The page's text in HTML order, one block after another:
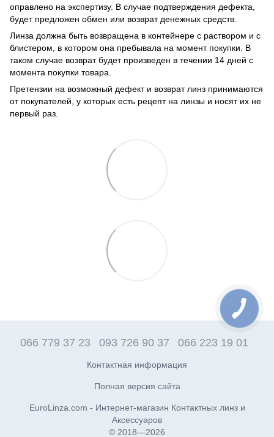
оправлено на экспертизу. В случае подтверждения дефекта,
будет предложен обмен или возврат денежных средств.
Линза должна быть возвращена в контейнере с раствором и с
блистером, в котором она пребывала на момент покупки. В
таком случае возврат будет произведен в течении 14 дней с
момента покупки товара.
Претензии на возможный дефект и возврат линз принимаются
от покупателей, у которых есть рецепт на линзы и носят их не
первый раз.
066 779 37 23 093 726 90 37 066 223 19 01
Контактная информация
Полная версия сайта
EuroLinza.com - Интернет-магазин Контактных линз и
Аксессуаров
© 2018—2026